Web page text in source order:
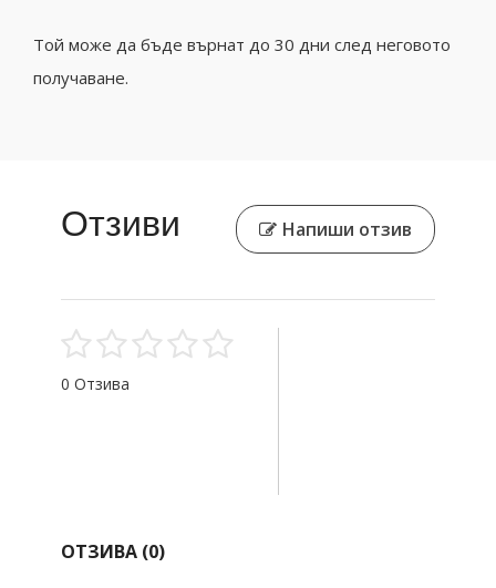
Той може да бъде върнат до 30 дни след неговото
получаване.
Отзиви Напиши отзив
0 Отзива
ОТЗИВА (0)